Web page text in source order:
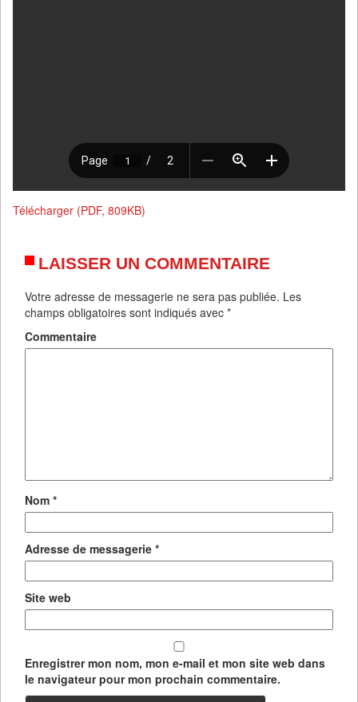
Télécharger (PDF, 809KB)
LAISSER UN COMMENTAIRE
Votre adresse de messagerie ne sera pas publiée. Les
champs obligatoires sont indiqués avec *
Commentaire
Nom *
Adresse de messagerie *
Site web
Enregistrer mon nom, mon e-mail et mon site web dans
le navigateur pour mon prochain commentaire.